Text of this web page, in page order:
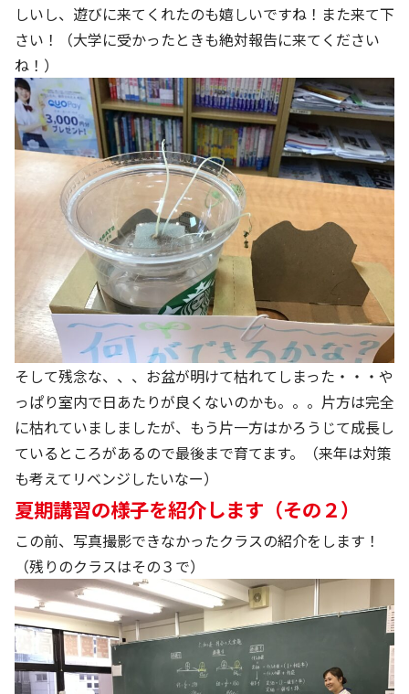
しいし、遊びに来てくれたのも嬉しいですね！また来て下
さい！（大学に受かったときも絶対報告に来てください
ね！）
そして残念な、、、お盆が明けて枯れてしまった・・・や
っぱり室内で日あたりが良くないのかも。。。片方は完全
に枯れていましましたが、もう片一方はかろうじて成長し
ているところがあるので最後まで育てます。（来年は対策
も考えてリベンジしたいなー）
夏期講習の様子を紹介します（その２）
この前、写真撮影できなかったクラスの紹介をします！
（残りのクラスはその３で）